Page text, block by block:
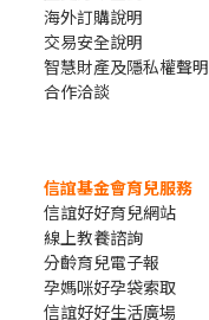
海外訂購說明
交易安全說明
智慧財產及隱私權聲明
合作洽談
信誼基金會育兒服務
信誼好好育兒網站
線上教養諮詢
分齡育兒電子報
孕媽咪好孕袋索取
信誼好好生活廣場